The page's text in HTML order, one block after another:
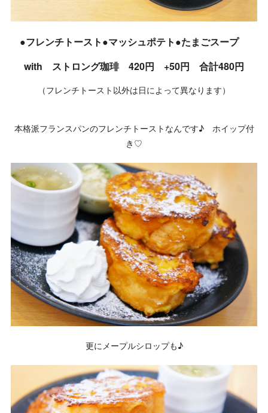
●フレンチトースト●マッシュポテト●たまごスープ
with ストロング珈琲 420円 +50円 合計480円
（フレンチトースト以外は日によって異なります）
本格派フランスパンのフレンチトーストなんです♪ ホイップ付
き♡
更にメープルシロップも♪